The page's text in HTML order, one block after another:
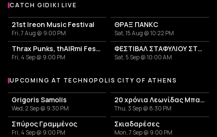
More events with Gidiki
CATCH GIDIKI LIVE
21st Ireon Music Festival
Fri, 7 Aug @ 9:00 PM
ΘΡΑΞ ΠΑΝΚC
Sat, 15 Aug @ 10:22 PM
Thrax Punks, thAIRmi Festival 2026
Fri, 4 Sep @ 9:00 PM
ΦΕΣΤΙΒΑΛ ΣΤΑΦΥΛΙΟΥ ΣΤΕΙΡΙΟΥ
Sat, 5 Sep @ 10:00 AM
More events at Technopolis City of Athens
UPCOMING AT TECHNOPOLIS CITY OF ATHENS
Grigoris Samolis
Wed, 2 Sep @ 9:30 PM
20 χρόνια Λεωνίδας Μπαλάφας
Thu, 3 Sep @ 8:30 PM
Σπύρος Γραμμένος
Fri, 4 Sep @ 9:00 PM
Σκιαδαρέσες
Mon, 7 Sep @ 9:00 PM